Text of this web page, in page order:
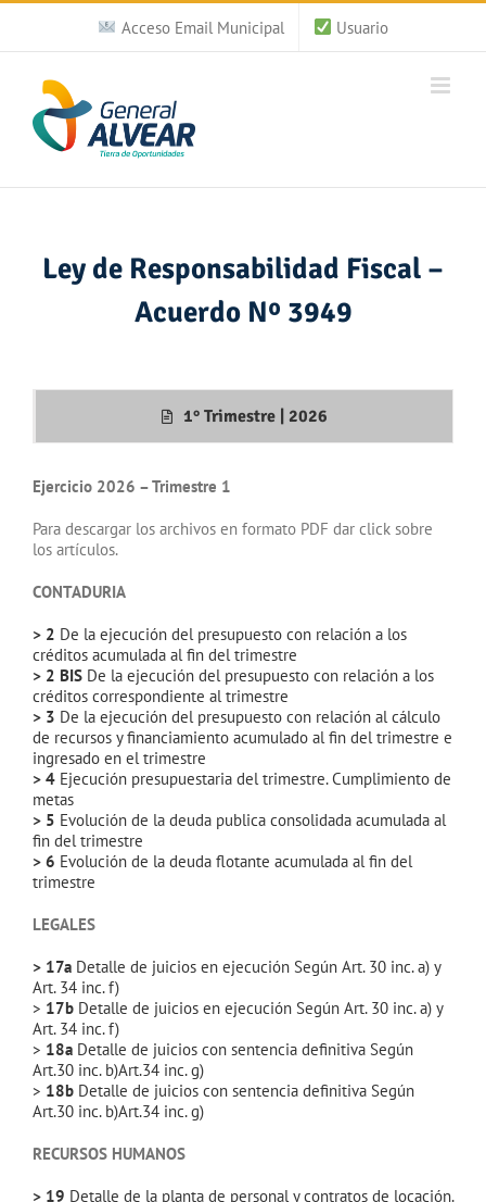
Saltar
contenido
Acceso Email Municipal Usuario
Ley de Responsabilidad Fiscal –
Acuerdo Nº 3949
1° Trimestre | 2026
Ejercicio 2026 – Trimestre 1
Para descargar los archivos en formato PDF dar click sobre
los artículos.
CONTADURIA
> 2 De la ejecución del presupuesto con relación a los
créditos acumulada al fin del trimestre
> 2 BIS De la ejecución del presupuesto con relación a los
créditos correspondiente al trimestre
> 3 De la ejecución del presupuesto con relación al cálculo
de recursos y financiamiento acumulado al fin del trimestre e
ingresado en el trimestre
> 4 Ejecución presupuestaria del trimestre. Cumplimiento de
metas
> 5 Evolución de la deuda publica consolidada acumulada al
fin del trimestre
> 6 Evolución de la deuda flotante acumulada al fin del
trimestre
LEGALES
> 17a Detalle de juicios en ejecución Según Art. 30 inc. a) y
Art. 34 inc. f)
> 17b Detalle de juicios en ejecución Según Art. 30 inc. a) y
Art. 34 inc. f)
> 18a Detalle de juicios con sentencia definitiva Según
Art.30 inc. b)Art.34 inc. g)
> 18b Detalle de juicios con sentencia definitiva Según
Art.30 inc. b)Art.34 inc. g)
RECURSOS HUMANOS
> 19 Detalle de la planta de personal y contratos de locación.